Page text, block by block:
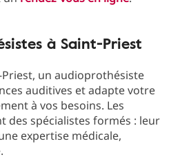
à Saint-Priest
Priest, un audioprothésiste
auditives et adapte votre
à vos besoins. Les
des spécialistes formés : leur
expertise médicale,